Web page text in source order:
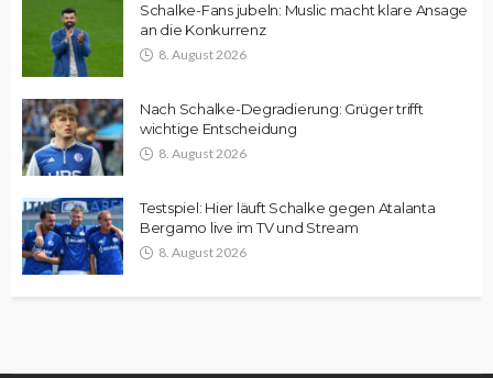
Schalke-Fans jubeln: Muslic macht klare Ansage
an die Konkurrenz
8. August 2026
Nach Schalke-Degradierung: Grüger trifft
wichtige Entscheidung
8. August 2026
Testspiel: Hier läuft Schalke gegen Atalanta
Bergamo live im TV und Stream
8. August 2026